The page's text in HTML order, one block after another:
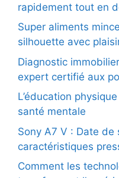
rapidement tout en
Super aliments
silhouette avec
Diagnostic
expert certifié aux
L’éducation
santé mentale
Sony A7 V : Date de
caractéristiques
Comment les